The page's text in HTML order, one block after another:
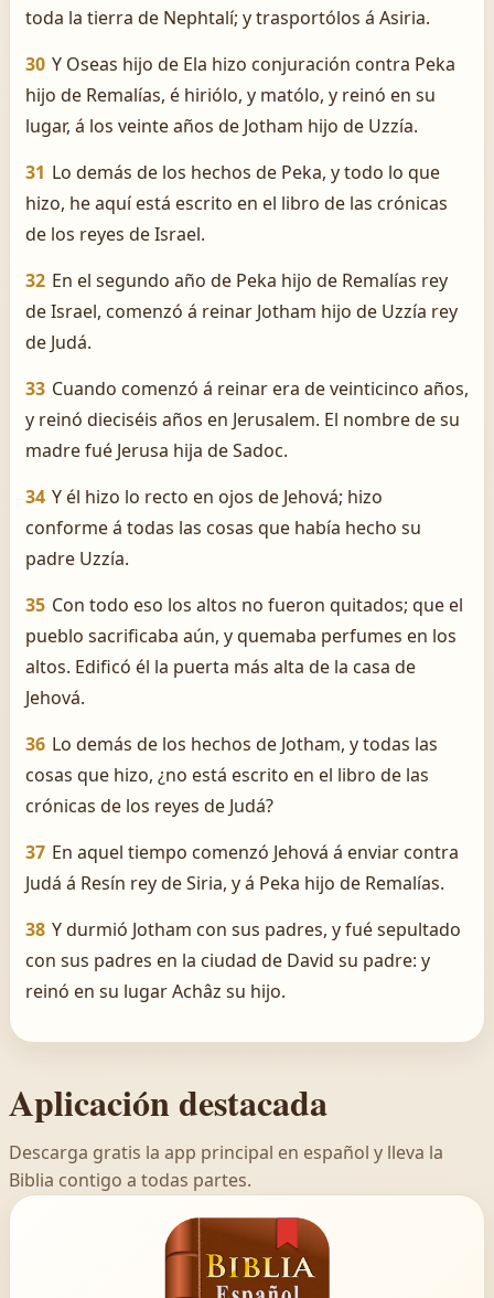
toda la tierra de Nephtalí; y trasportólos á Asiria.
30 Y Oseas hijo de Ela hizo conjuración contra Peka
hijo de Remalías, é hiriólo, y matólo, y reinó en su
lugar, á los veinte años de Jotham hijo de Uzzía.
31 Lo demás de los hechos de Peka, y todo lo que
hizo, he aquí está escrito en el libro de las crónicas
de los reyes de Israel.
32 En el segundo año de Peka hijo de Remalías rey
de Israel, comenzó á reinar Jotham hijo de Uzzía rey
de Judá.
33 Cuando comenzó á reinar era de veinticinco años,
y reinó dieciséis años en Jerusalem. El nombre de su
madre fué Jerusa hija de Sadoc.
34 Y él hizo lo recto en ojos de Jehová; hizo
conforme á todas las cosas que había hecho su
padre Uzzía.
35 Con todo eso los altos no fueron quitados; que el
pueblo sacrificaba aún, y quemaba perfumes en los
altos. Edificó él la puerta más alta de la casa de
Jehová.
36 Lo demás de los hechos de Jotham, y todas las
cosas que hizo, ¿no está escrito en el libro de las
crónicas de los reyes de Judá?
37 En aquel tiempo comenzó Jehová á enviar contra
Judá á Resín rey de Siria, y á Peka hijo de Remalías.
38 Y durmió Jotham con sus padres, y fué sepultado
con sus padres en la ciudad de David su padre: y
reinó en su lugar Achâz su hijo.
Aplicación destacada
Descarga gratis la app principal en español y lleva la
Biblia contigo a todas partes.